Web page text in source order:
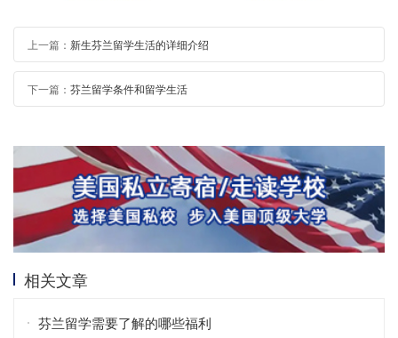
上一篇： 新生芬兰留学生活的详细介绍
下一篇： 芬兰留学条件和留学生活
相关文章
芬兰留学需要了解的哪些福利